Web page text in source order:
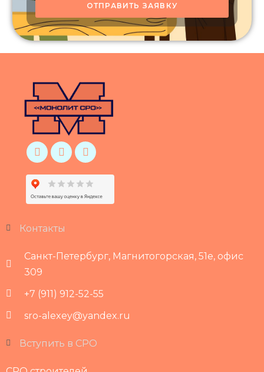
ОТПРАВИТЬ ЗАЯВКУ
Контакты
Санкт-Петербург, Магнитогорская, 51е, офис
309
+7 (911) 912-52-55
sro-alexey@yandex.ru
Вступить в СРО